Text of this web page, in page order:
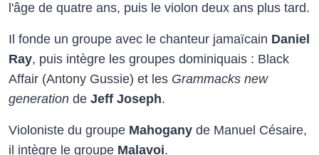
l'âge de quatre ans, puis le violon deux ans plus tard.
Il fonde un groupe avec le chanteur jamaïcain Daniel
Ray, puis intègre les groupes dominiquais : Black
Affair (Antony Gussie) et les Grammacks new
generation de Jeff Joseph.
Violoniste du groupe Mahogany de Manuel Césaire,
il intègre le groupe Malavoi.